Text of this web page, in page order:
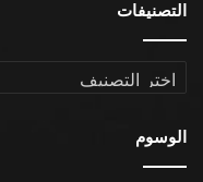
التصنيفات
التصنيفات
الوسوم